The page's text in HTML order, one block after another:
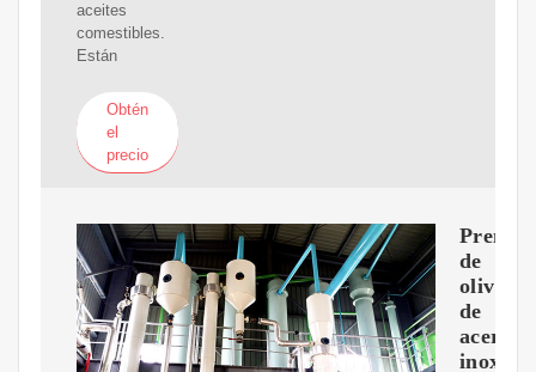
aceites
comestibles.
Están
Obtén
el
precio
Prensas
de
oliva
de
acero